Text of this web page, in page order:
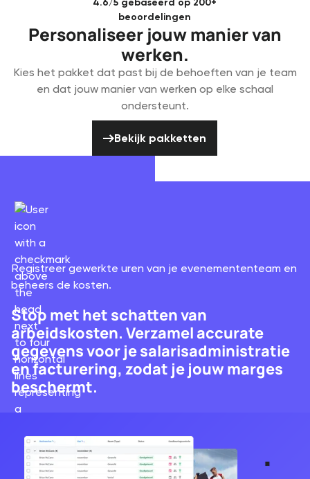
4.6/5 gebaseerd op 200+
beoordelingen
Personaliseer jouw manier van
werken.
Kies het pakket dat past bij de behoeften van je team
en dat jouw manier van werken op elke schaal
ondersteunt.
Bekijk pakketten
Registreer gewerkte uren van je evenemententeam en
beheers de kosten.
Stop met het schatten van
arbeidskosten. Verzamel accurate
gegevens voor je salarisadministratie
en facturering, zodat je jouw marges
beschermt.